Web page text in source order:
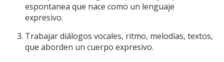
espontanea que nace como un lenguaje
expresivo.
Trabajar diálogos vocales, ritmo, melodías, textos,
que aborden un cuerpo expresivo.